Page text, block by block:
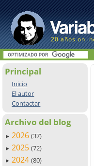
20 años
Principal
Inicio
El autor
Contactar
Archivo del blog
► 2026 (37)
► 2025 (72)
► 2024 (80)